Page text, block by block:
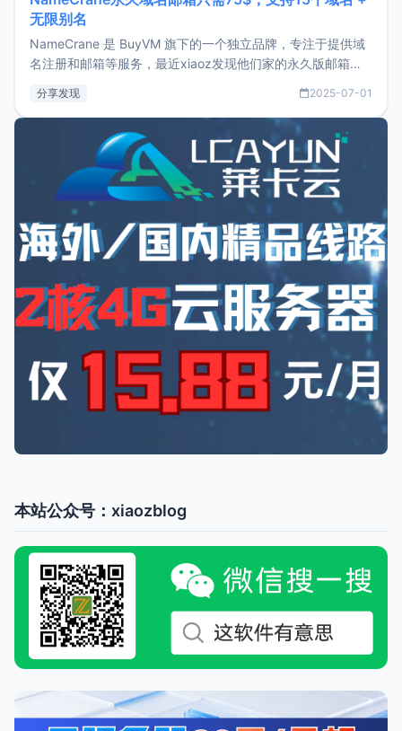
无限别名
NameCrane 是 BuyVM 旗下的一个独立品牌，专注于提供域
名注册和邮箱等服务，最近xiaoz发现他们家的永久版邮箱服
又实惠的域名邮箱，不妨尝试一下 NameCrane。注册
NameCraneNameCrane不支持直接注册，必须要购买
分享发现 2025-07-01
本站公众号：xiaozblog